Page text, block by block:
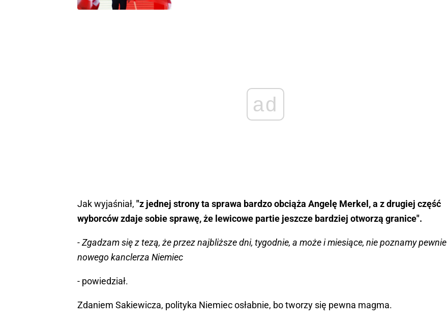
ad
Jak wyjaśniał, "z jednej strony ta sprawa bardzo obciąża Angelę Merkel, a z drugiej część
wyborców zdaje sobie sprawę, że lewicowe partie jeszcze bardziej otworzą granice".
- Zgadzam się z tezą, że przez najbliższe dni, tygodnie, a może i miesiące, nie poznamy pewnie
nowego kanclerza Niemiec
- powiedział.
Zdaniem Sakiewicza, polityka Niemiec osłabnie, bo tworzy się pewna magma.